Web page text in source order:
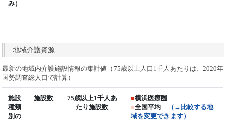
み）
地域介護資源
最新の地域内介護施設情報の集計値（75歳以上人口1千人あたりは、2020年
国勢調査総人口で計算）
施設
種類
別の
施設数
75歳以上1千人あ
たり施設数
■横浜医療圏
■全国平均
（→比較する地
域を変更できます）